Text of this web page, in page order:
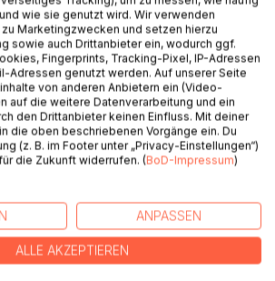
muss die Bibel verbieten. Was
heraus - also systemimmanent - ans
bisher nicht gepredigt worden
vorzubeugen, sind alle
im Anhang des Buches
wie sie genutzt wird. Wir verwenden
Marketingzwecken und setzen hierzu
sowie auch Drittanbieter ein, wodurch ggf.
Fingerprints, Tracking-Pixel, IP-Adressen
Adressen genutzt werden. Auf unserer Seite
von anderen Anbietern ein (Video-
auf die weitere Datenverarbeitung und ein
den Drittanbieter keinen Einfluss. Mit deiner
die oben beschriebenen Vorgänge ein. Du
(z. B. im Footer unter „Privacy-Einstellungen“)
die Zukunft widerrufen. (BoD-Impressum)
ANPASSEN
ALLE AKZEPTIEREN